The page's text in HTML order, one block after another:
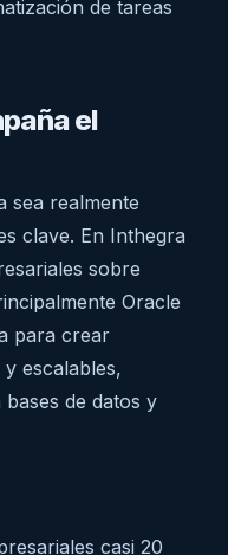
de tareas
el
sea realmente
clave. En Inthegra
sobre
Oracle
para crear
escalables,
de datos y
casi 20